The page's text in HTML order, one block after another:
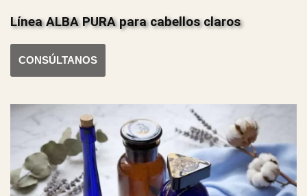
Línea ALBA PURA para cabellos claros
CONSÚLTANOS